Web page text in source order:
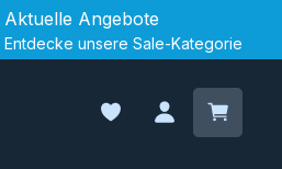
Aktuelle Angebote
Entdecke unsere Sale-Kategorie
Du hast 0 Produkte